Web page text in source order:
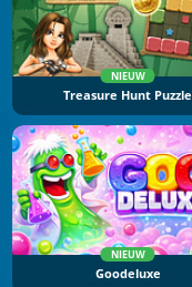
NIEUW
Treasure Hunt Puzzle
NIEUW
Goodeluxe